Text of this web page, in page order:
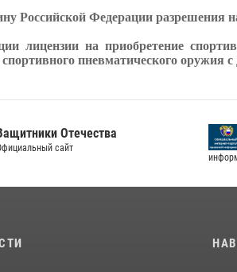
Российской Федерации разрешения
лицензии на приобретение
пневматического оружия
Отечества
сайт